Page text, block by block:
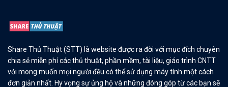
Share Thủ Thuật (STT) là website được ra đời với mục đích chuyên
chia sẻ miễn phí các thủ thuật, phần mềm, tài liệu, giáo trình CNTT
với mong muốn mọi người đều có thể sử dụng máy tính một cách
đơn giản nhất. Hy vọng sự ủng hộ và những đóng góp từ các bạn sẽ